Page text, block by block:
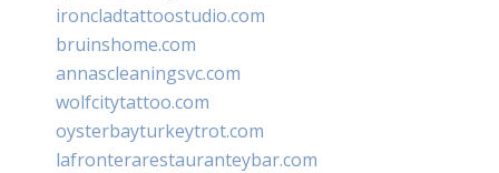
ironcladtattoostudio.com
bruinshome.com
annascleaningsvc.com
wolfcitytattoo.com
oysterbayturkeytrot.com
lafronterarestauranteybar.com